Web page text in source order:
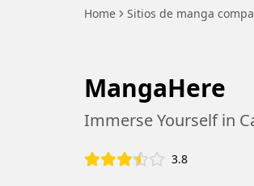
Home Sitios de manga
MangaHere
Immerse Yourself in
3.8